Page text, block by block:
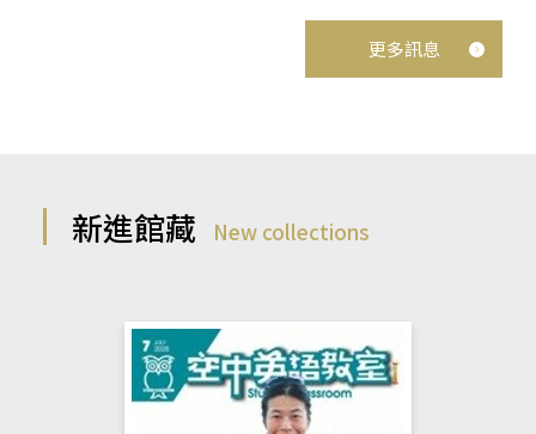
更多訊息
新進館藏 New collections